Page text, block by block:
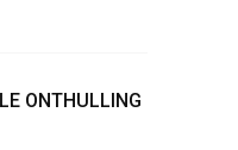
ONTHULLING